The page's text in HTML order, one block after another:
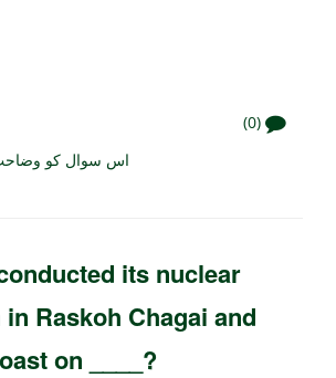
(0)
اس سوال کو
its nuclear
Raskoh Chagai and
on ____?